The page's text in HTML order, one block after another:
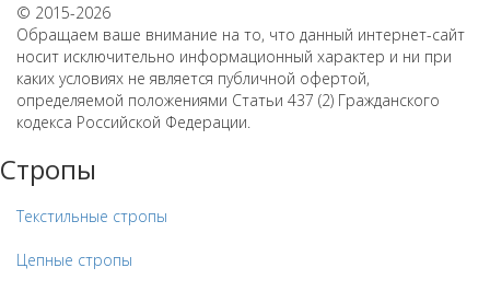
© 2015-2026
Обращаем ваше внимание на то, что данный интернет-сайт
носит исключительно информационный характер и ни при
каких условиях не является публичной офертой,
определяемой положениями Статьи 437 (2) Гражданского
кодекса Российской Федерации.
Стропы
Текстильные стропы
Цепные стропы